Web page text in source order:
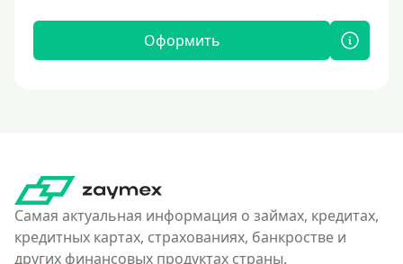
Оформить
Самая актуальная информация о займах, кредитах,
кредитных картах, страхованиях, банкростве и
других финансовых продуктах страны.